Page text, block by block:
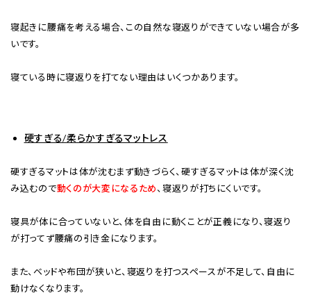
寝起きに腰痛を考える場合、この自然な寝返りができていない場合が多
いです。
寝ている時に寝返りを打てない理由はいくつかあります。
硬すぎる/柔らかすぎるマットレス
硬すぎるマットは体が沈むまず動きづらく、硬すぎるマットは体が深く沈
み込むので動くのが大変になるため、寝返りが打ちにくいです。
寝具が体に合っていないと、体を自由に動くことが正義になり、寝返り
が打ってず腰痛の引き金になります。
また、ベッドや布団が狭いと、寝返りを打つスペースが不足して、自由に
動けなくなります。